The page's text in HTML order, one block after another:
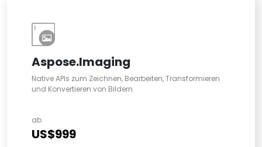
Aspose.Imaging
Native APIs zum Zeichnen, Bearbeiten, Transformieren
und Konvertieren von Bildern.
ab
US$999